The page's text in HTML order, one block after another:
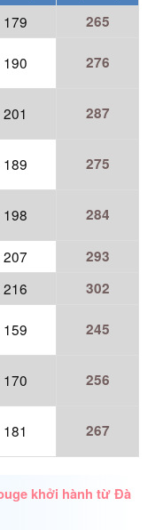
179
265
190 276
201 287
189 275
198 284
207
293
216
302
159 245
170 256
181 267
khởi hành từ Đà